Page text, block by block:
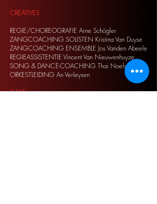
CREATIVES
REGIE/CHOREOGRAFIE Arne Schögler
ZANGCOACHING SOLISTEN Kristina Van Duyse
ZANGCOACHING ENSEMBLE Jos Vanden Abeele
REGIEASSISTENTIE Vincent Van Nieuwenhuyze
SONG & DANCE-COACHING Thai Noels
ORKESTLEIDING An Verleysen
CAST